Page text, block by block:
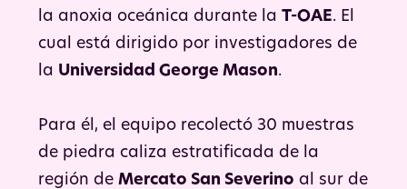
la anoxia oceánica durante la T-OAE. El
cual está dirigido por investigadores de
la Universidad George Mason.
Para él, el equipo recolectó 30 muestras
de piedra caliza estratificada de la
región de Mercato San Severino al sur de